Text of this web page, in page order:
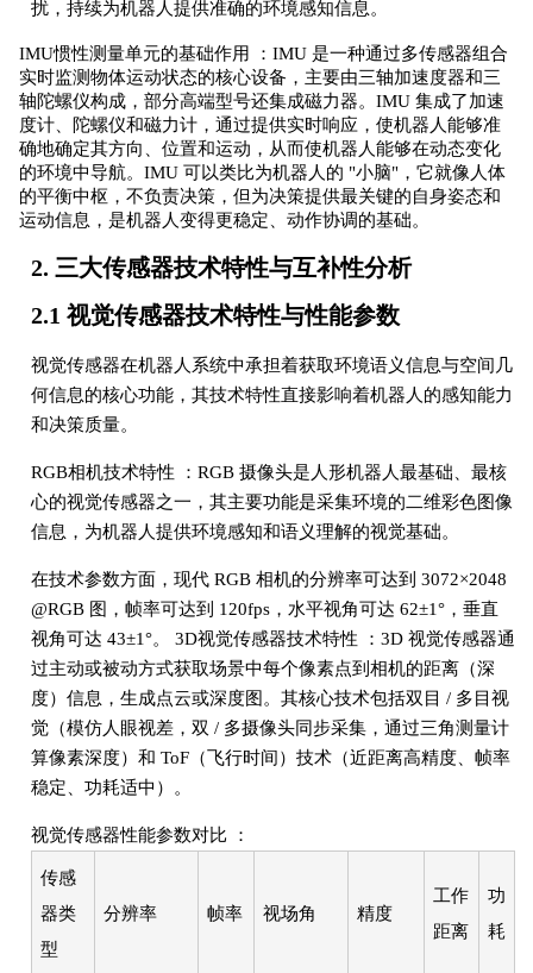
扰，持续为机器人提供准确的环境感知信息。
IMU惯性测量单元的基础作用 ：IMU 是一种通过多传感器组合
实时监测物体运动状态的核心设备，主要由三轴加速度器和三
轴陀螺仪构成，部分高端型号还集成磁力器。IMU 集成了加速
度计、陀螺仪和磁力计，通过提供实时响应，使机器人能够准
确地确定其方向、位置和运动，从而使机器人能够在动态变化
的环境中导航。IMU 可以类比为机器人的 "小脑"，它就像人体
的平衡中枢，不负责决策，但为决策提供最关键的自身姿态和
运动信息，是机器人变得更稳定、动作协调的基础。
2. 三大传感器技术特性与互补性分析
2.1 视觉传感器技术特性与性能参数
视觉传感器在机器人系统中承担着获取环境语义信息与空间几
何信息的核心功能，其技术特性直接影响着机器人的感知能力
和决策质量。
RGB相机技术特性 ：RGB 摄像头是人形机器人最基础、最核
心的视觉传感器之一，其主要功能是采集环境的二维彩色图像
信息，为机器人提供环境感知和语义理解的视觉基础。
在技术参数方面，现代 RGB 相机的分辨率可达到 3072×2048
@RGB 图，帧率可达到 120fps，水平视角可达 62±1°，垂直
视角可达 43±1°。 3D视觉传感器技术特性 ：3D 视觉传感器通
过主动或被动方式获取场景中每个像素点到相机的距离（深
度）信息，生成点云或深度图。其核心技术包括双目 / 多目视
觉（模仿人眼视差，双 / 多摄像头同步采集，通过三角测量计
算像素深度）和 ToF（飞行时间）技术（近距离高精度、帧率
稳定、功耗适中）。
视觉传感器性能参数对比 ：
传感
器类
型
分辨率 帧率 视场角 精度
工作
距离
功
耗